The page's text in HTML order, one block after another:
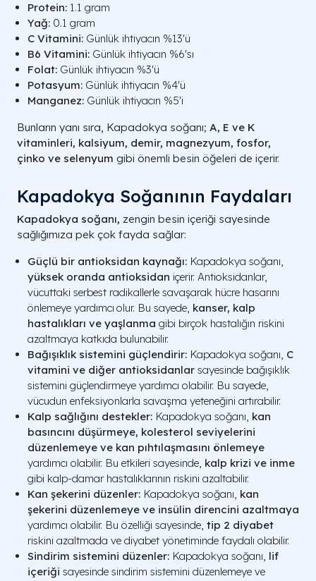
Protein: 1.1 gram
Yağ: 0.1 gram
C Vitamini: Günlük ihtiyacın %13'ü
B6 Vitamini: Günlük ihtiyacın %6'sı
Folat: Günlük ihtiyacın %3'ü
Potasyum: Günlük ihtiyacın %4'ü
Manganez: Günlük ihtiyacın %5'i
Bunların yanı sıra, Kapadokya soğanı; A, E ve K
vitaminleri, kalsiyum, demir, magnezyum, fosfor,
çinko ve selenyum gibi önemli besin öğeleri de içerir.
Kapadokya Soğanının Faydaları
Kapadokya soğanı, zengin besin içeriği sayesinde
sağlığımıza pek çok fayda sağlar:
Güçlü bir antioksidan kaynağı: Kapadokya soğanı,
yüksek oranda antioksidan içerir. Antioksidanlar,
vücuttaki serbest radikallerle savaşarak hücre hasarını
önlemeye yardımcı olur. Bu sayede, kanser, kalp
hastalıkları ve yaşlanma gibi birçok hastalığın riskini
azaltmaya katkıda bulunabilir.
Bağışıklık sistemini güçlendirir: Kapadokya soğanı, C
vitamini ve diğer antioksidanlar sayesinde bağışıklık
sistemini güçlendirmeye yardımcı olabilir. Bu sayede,
vücudun enfeksiyonlarla savaşma yeteneğini artırabilir.
Kalp sağlığını destekler: Kapadokya soğanı, kan
basıncını düşürmeye, kolesterol seviyelerini
düzenlemeye ve kan pıhtılaşmasını önlemeye
yardımcı olabilir. Bu etkileri sayesinde, kalp krizi ve inme
gibi kalp-damar hastalıklarının riskini azaltabilir.
Kan şekerini düzenler: Kapadokya soğanı, kan
şekerini düzenlemeye ve insülin direncini azaltmaya
yardımcı olabilir. Bu özelliği sayesinde, tip 2 diyabet
riskini azaltmada ve diyabet yönetiminde faydalı olabilir.
Sindirim sistemini düzenler: Kapadokya soğanı, lif
içeriği sayesinde sindirim sistemini düzenlemeye ve